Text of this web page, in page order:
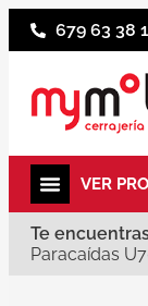
679 63 38
Te
Paracaídas